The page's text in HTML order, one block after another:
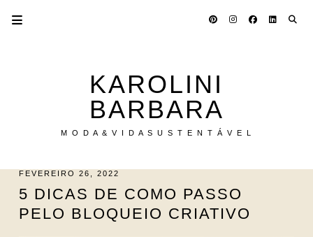
KAROLINI
BARBARA
M O D A & V I D A S U S T E N T Á V E L
FEVEREIRO 26, 2022
5 DICAS DE COMO PASSO
PELO BLOQUEIO CRIATIVO